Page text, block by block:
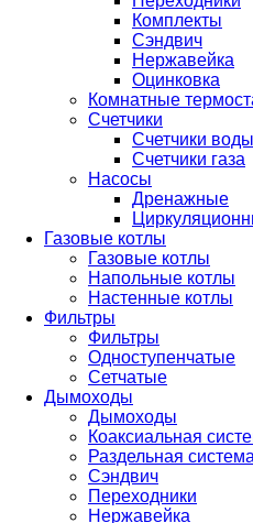
Комплекты
Сэндвич
Нержавейка
Оцинковка
Комнатные
Счетчики
Счетчики воды
Счетчики газа
Насосы
Дренажные
Газовые котлы
Газовые котлы
Напольные котлы
Настенные котлы
Фильтры
Фильтры
Одноступенчатые
Сетчатые
Дымоходы
Дымоходы
Коаксиальная
Раздельная
Сэндвич
Переходники
Нержавейка